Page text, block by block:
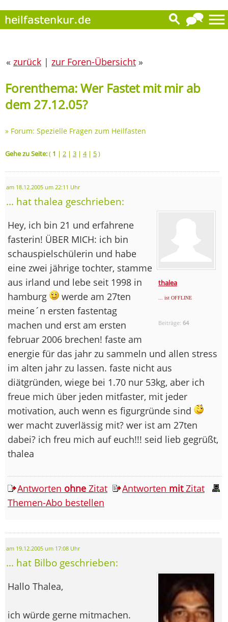
« zurück | zur Foren-Übersicht »
Forenthema: Wer Fastet mit mir ab
dem 27.12.05?
» Forum: Spezielle Fragen zum Heilfasten
Gehe zu Seite:( 1 | 2 | 3 | 4| 5)
am 18.12.2005 um 22:11 Uhr
... hat thalea geschrieben:
thalea
... ist OFFLINE
Beiträge:64
Hey, ich bin 21 und erfahrene
fasterin! ÜBER MICH: ich bin
schauspielschülerin und habe
eine zwei jährige tochter, stamme
aus irland und lebe seit 1998 in
hamburg
werde am 27ten
meine´n ersten fastentag
machen und erst am ersten
februar 2006 brechen! faste am
energie für das jahr zu sammeln und allen stress
im alten jahr zu lassen. faste nicht aus
diätgründen, wiege bei 1.70 nur 53kg, aber ich
freue mich über jeden mitfaster, mit jeder
motivation, auch wenn es figurgründe sind
wer macht zuverlässig mit? wer ist am 27ten
dabei? ich freu mich auf euch!!! seid lieb gegrüßt,
thalea
Antworten ohne Zitat Antworten mitZitat
Themen-Abo bestellen
am 19.12.2005 um 17:08 Uhr
... hat Bilbo geschrieben:
Hallo Thalea,
ich würde gerne mitmachen.